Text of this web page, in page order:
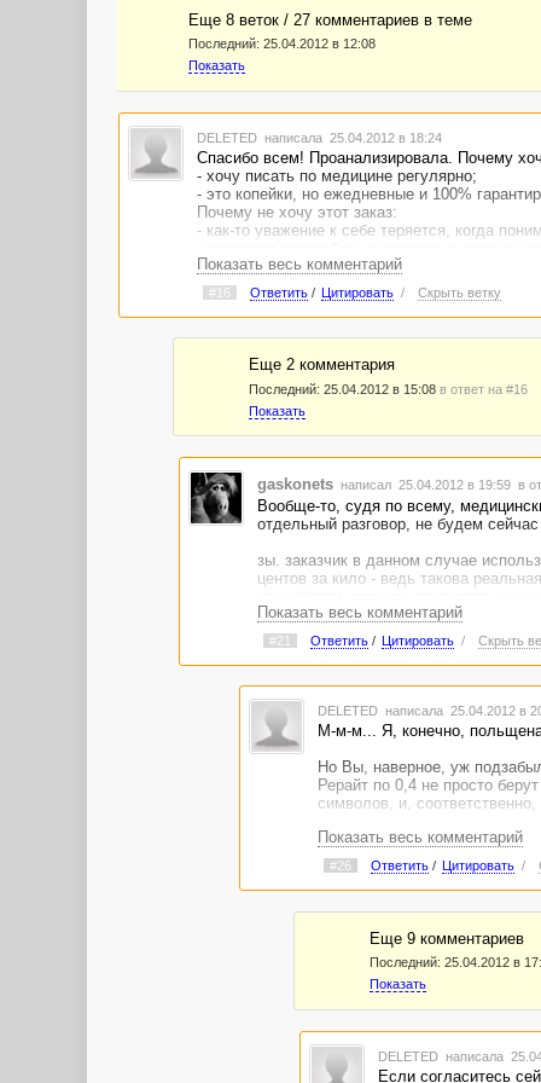
Еще 8 веток / 27 комментариев в темe
Последний: 25.04.2012 в 12:08
Показать
DELETED написала 25.04.2012 в 18:24
Спасибо всем! Проанализировала. Почему
- хочу писать по медицине регулярно;
- это копейки, но ежедневные и 100%
Почему не хочу этот заказ:
- как-то уважение к себе теряется, когда
- ну и статистика, хотя она у меня и так
Итого: наверное, попробую оговорить с ВМ
4500 - то не 1,5 у.е., а 2,25.
Нет - ну что ж. Буду ждать другого прынца-
Показать весь комментарий
#16 Ответить/ Цитировать / Скрыть ветку
Еще 2 комментария
Последний: 25.04.2012 в 15:08 в ответ на #16
Показать
gaskonets написал 25.04.2012 в 19:59 в
Вообще-то, судя по всему,
отдельный разговор, не будем сейчас
зы. заказчик в данном случае
центов за кило - ведь такова
столь любимой вами тематике)))
Показать весь комментарий
#21 Ответить/ Цитировать / Скрыть
DELETED написала 25.04.2012 в
М-м-м... Я, конечно,
Но Вы, наверное, уж
Рерайт по 0,4 не просто
символов, и,
Я заметила, что почему-то
уходит столько же, сколько
мгновенно. Плюс поиск
пару килограммов, чем
Может, этот ВМ не мелким
Хотя, наверное, понятие
низким... :)))
Показать весь комментарий
#26 Ответить/ Цитировать /
Еще 9 комментариев
Последний: 25.04.2012 в
Показать
DELETED написала
Если согласитесь